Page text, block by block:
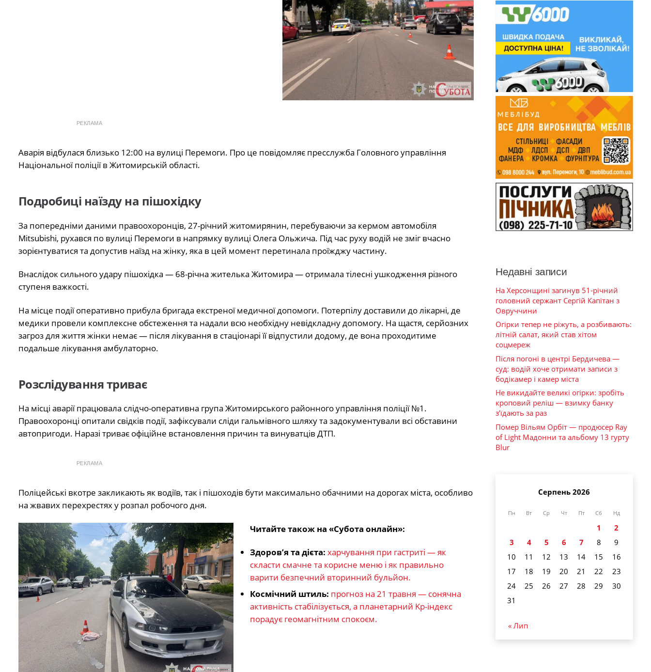
РЕКЛАМА
Аварія відбулася близько 12:00 на вулиці Перемоги. Про це повідомляє пресслужба Головного управління
Національної поліції в Житомирській області.
Подробиці наїзду на пішохідку
За попередніми даними правоохоронців, 27-річний житомирянин, перебуваючи за кермом автомобіля
Mitsubishi, рухався по вулиці Перемоги в напрямку вулиці Олега Ольжича. Під час руху водій не зміг вчасно
зорієнтуватися та допустив наїзд на жінку, яка в цей момент перетинала проїжджу частину.
Внаслідок сильного удару пішохідка — 68-річна жителька Житомира — отримала тілесні ушкодження різного
ступеня важкості.
На місце події оперативно прибула бригада екстреної медичної допомоги. Потерпілу доставили до лікарні, де
медики провели комплексне обстеження та надали всю необхідну невідкладну допомогу. На щастя, серйозних
загроз для життя жінки немає — після лікування в стаціонарі її відпустили додому, де вона проходитиме
подальше лікування амбулаторно.
Розслідування триває
На місці аварії працювала слідчо-оперативна група Житомирського районного управління поліції №1.
Правоохоронці опитали свідків події, зафіксували сліди гальмівного шляху та задокументували всі обставини
автопригоди. Наразі триває офіційне встановлення причин та винуватців ДТП.
РЕКЛАМА
Поліцейські вкотре закликають як водіїв, так і пішоходів бути максимально обачними на дорогах міста, особливо
на жвавих перехрестях у розпал робочого дня.
Читайте також на «Субота онлайн»:
Здоров’я та дієта: харчування при гастриті — як
скласти смачне та корисне меню і як правильно
варити безпечний вторинний бульйон.
Космічний штиль: прогноз на 21 травня — сонячна
активність стабілізується, а планетарний Kp-індекс
порадує геомагнітним спокоєм.
Недавні записи
На Херсонщині загинув 51-річний
головний сержант Сергій Капітан з
Овруччини
Огірки тепер не ріжуть, а розбивають:
літній салат, який став хітом
соцмереж
Після погоні в центрі Бердичева —
суд: водій хоче отримати записи з
бодікамер і камер міста
Не викидайте великі огірки: зробіть
кроповий реліш — взимку банку
з’їдають за раз
Помер Вільям Орбіт — продюсер Ray
of Light Мадонни та альбому 13 гурту
Blur
Серпень 2026
Пн Вт Ср Чт Пт Сб Нд
1
2
3
4 5 6 7 8
9
10
11 12 13 14 15
16
17
18 19 20 21 22
23
24
25 26 27 28 29
30
31
« Лип